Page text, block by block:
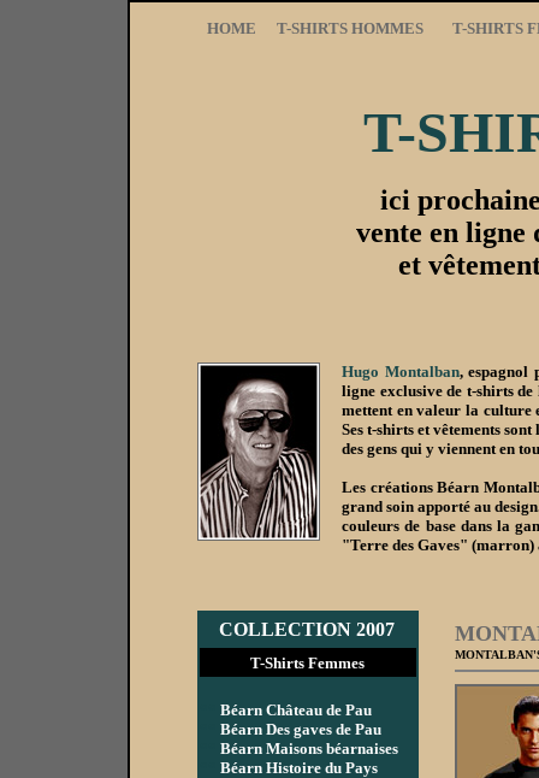
HOME T-SHIRTS HOMMES T-SHIRTS
T-
ici
vente en ligne
et
Hugo Montalban, espagnol
ligne exclusive de t-shirts
mettent en valeur la culture
Ses t-shirts et vêtements
des gens qui y viennent en
Les créations Béarn
grand soin apporté au
couleurs de base dans la
"Terre des Gaves"
COLLECTION 2007
T-Shirts Femmes
Béarn Château de Pau
Béarn Des gaves de Pau
Béarn Maisons béarnaises
Béarn Histoire du Pays